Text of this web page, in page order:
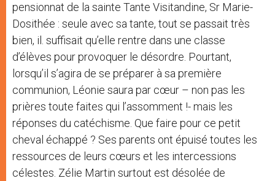
pensionnat de la sainte Tante Visitandine, Sr Marie-
Dosithée : seule avec sa tante, tout se passait très
bien, il. suffisait qu’elle rentre dans une classe
d’élèves pour provoquer le désordre. Pourtant,
lorsqu’il s’agira de se préparer à sa première
communion, Léonie saura par cœur – non pas les
prières toute faites qui l’assomment !- mais les
réponses du catéchisme. Que faire pour ce petit
cheval échappé ? Ses parents ont épuisé toutes les
ressources de leurs cœurs et les intercessions
célestes. Zélie Martin surtout est désolée de